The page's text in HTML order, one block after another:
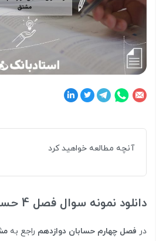
آنچه مطالعه خواهید کرد
دانلود نمونه سوال فصل 4 حسابان دوازدهم
در فصل چهارم حسابان دوازدهم راجع به